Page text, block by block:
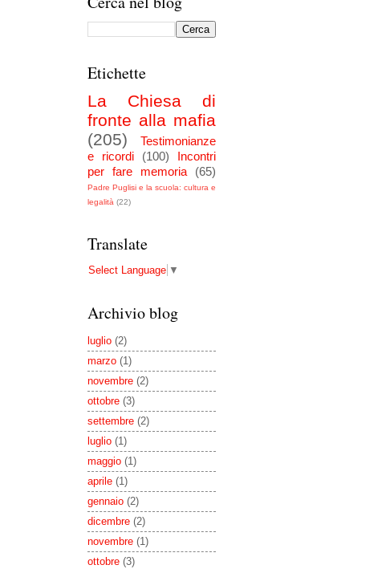
Etichette
La Chiesa di
fronte alla mafia
(205)
Testimonianze
e ricordi
(100)
Incontri
per fare memoria
(65)
Padre Puglisi e la scuola: cultura e
legalità (22)
Translate
Select Language ▼
Archivio blog
luglio (2)
marzo (1)
novembre (2)
ottobre (3)
settembre (2)
luglio (1)
maggio (1)
aprile (1)
gennaio (2)
dicembre (2)
novembre (1)
ottobre (3)